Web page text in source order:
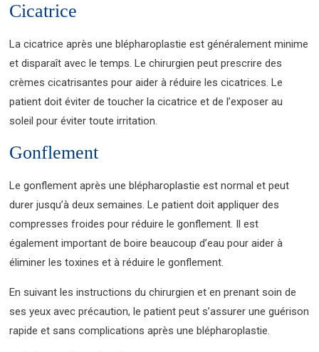
Cicatrice
La cicatrice après une blépharoplastie est généralement minime
et disparaît avec le temps. Le chirurgien peut prescrire des
crèmes cicatrisantes pour aider à réduire les cicatrices. Le
patient doit éviter de toucher la cicatrice et de l’exposer au
soleil pour éviter toute irritation.
Gonflement
Le gonflement après une blépharoplastie est normal et peut
durer jusqu’à deux semaines. Le patient doit appliquer des
compresses froides pour réduire le gonflement. Il est
également important de boire beaucoup d’eau pour aider à
éliminer les toxines et à réduire le gonflement.
En suivant les instructions du chirurgien et en prenant soin de
ses yeux avec précaution, le patient peut s’assurer une guérison
rapide et sans complications après une blépharoplastie.